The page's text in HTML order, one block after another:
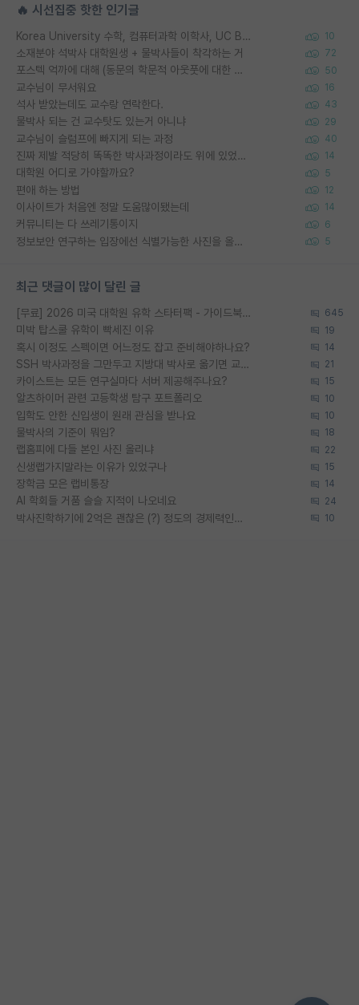
🔥 시선집중 핫한 인기글
Korea University 수학, 컴퓨터과학 이학사, UC Berkeley 산업공학 대학원 공학박사가 되는 것은 쉽지 않겠죠? 10
소재분야 석박사 대학원생 + 물박사들이 착각하는 거 72
포스텍 억까에 대해 (동문의 학문적 아웃풋에 대한 반박) 50
교수님이 무서워요 16
석사 받았는데도 교수랑 연락한다. 43
물박사 되는 건 교수탓도 있는거 아니냐 29
교수님이 슬럼프에 빠지게 되는 과정 40
진짜 제발 적당히 똑똑한 박사과정이라도 위에 있었으면.. 14
대학원 어디로 가야할까요? 5
편애 하는 방법 12
이사이트가 처음엔 정말 도움많이됐는데 14
커뮤니티는 다 쓰레기통이지 6
정보보안 연구하는 입장에선 식별가능한 사진을 올리는건 비추이긴함 5
최근 댓글이 많이 달린 글
[무료] 2026 미국 대학원 유학 스타터팩 - 가이드북 & 합격자 컨택메일 템플릿 645
미박 탑스쿨 유학이 빡세진 이유 19
혹시 이정도 스펙이면 어느정도 잡고 준비해야하나요? 14
SSH 박사과정을 그만두고 지방대 박사로 옮기면 교수의 꿈은 끝일까요? 21
카이스트는 모든 연구실마다 서버 제공해주나요? 15
알츠하이머 관련 고등학생 탐구 포트폴리오 10
입학도 안한 신입생이 원래 관심을 받나요 10
물박사의 기준이 뭐임? 18
랩홈피에 다들 본인 사진 올리냐 22
신생랩가지말라는 이유가 있었구나 15
장학금 모은 랩비통장 14
AI 학회들 거품 슬슬 지적이 나오네요 24
박사진학하기에 2억은 괜찮은 (?) 정도의 경제력인가요 10